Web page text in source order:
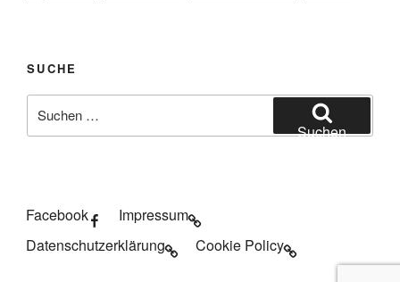
SUCHE
nach:
Suchen
Facebook
Impressum
Datenschutzerklärung
Cookie Policy